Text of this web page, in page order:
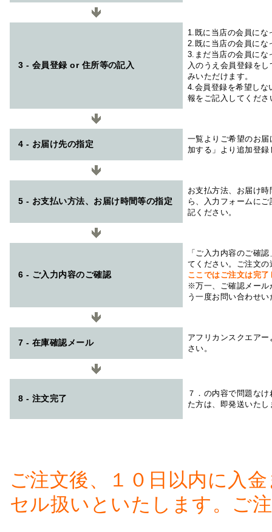
3 - 会員登録 or 住所等の記入
1.既に当店の会員にな
2.既に当店の会員にな
3.まだ当店の会員にな
入のうえ会員登録を
みいただけます。
4.会員登録を希望しな
報をご記入してくださ
4 - お届け先の指定
一覧よりご希望のお
加する」より追加登
5 - お支払い方法、お届け時間等の指定
お支払方法、お届け
ら、入力フォームに
記ください。
6 - ご入力内容のご確認
「ご入力内容のご確
てください。ご注文
ここではご注文は完
※万一、ご確認メール
う一度お問い合わせ
7 - 在庫確認メール
アフリカンスクエアー
さい。
8 - 注文完了
７．の内容で問題な
た方は、即発送いたし
ご注文後、１０日以内に入
セル扱いといたします。ご